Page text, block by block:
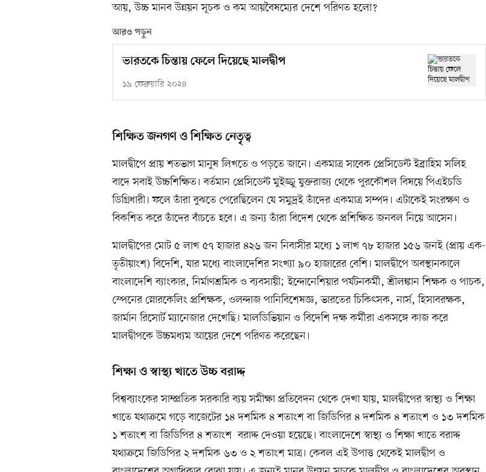
আয়, উচ্চ মানব উন্নয়ন সূচক ও কম আয়বৈষম্যের দেশে পরিণত হলো?
আরও পড়ুন
ভারতকে চিন্তায় ফেলে দিয়েছে মালদ্বীপ
১৯ ফেব্রুয়ারি ২০২৪
শিক্ষিত জনগণ ও শিক্ষিত নেতৃত্ব
মালদ্বীপে প্রায় শতভাগ মানুষ লিখতে ও পড়তে জানে। একমাত্র সাবেক প্রেসিডেন্ট ইব্রাহিম সলিহ
বাদে সবাই উচ্চশিক্ষিত। বর্তমান প্রেসিডেন্ট মুইজ্জু যুক্তরাজ্য থেকে পুরকৌশল বিষয়ে পিএইচডি
ডিগ্রিধারী। ফলে তাঁরা বুঝতে পেরেছিলেন যে সমুদ্রই তাঁদের একমাত্র সম্পদ। এটাকেই সংরক্ষণ ও
বিকশিত করে তাঁদের বাঁচতে হবে। এ জন্য তাঁরা বিদেশ থেকে প্রশিক্ষিত জনবল নিয়ে আসেন।
মালদ্বীপের মোট ৫ লাখ ৫৭ হাজার ৪২৬ জন নিবাসীর মধ্যে ১ লাখ ৭৮ হাজার ১৫৬ জনই (প্রায় এক-
তৃতীয়াংশ) বিদেশি, যার মধ্যে বাংলাদেশির সংখ্যা ৯০ হাজারের বেশি। মালদ্বীপে অবস্থানকালে
বাংলাদেশি ব্যাংকার, নির্মাণশ্রমিক ও ব্যবসায়ী; ইন্দোনেশিয়ার পর্যটনকর্মী, শ্রীলঙ্কান শিক্ষক ও পাচক,
স্পেনের স্নোরকেলিং প্রশিক্ষক, ওলন্দাজ পানিবিশেষজ্ঞ, ভারতের চিকিৎসক, নার্স, হিসাবরক্ষক,
জার্মান রিসোর্ট ম্যানেজার দেখেছি। মালডিভিয়ান ও বিদেশি দক্ষ কর্মীরা একসঙ্গে কাজ করে
মালদ্বীপকে উচ্চমধ্যম আয়ের দেশে পরিণত করেছেন।
শিক্ষা ও স্বাস্থ্য খাতে উচ্চ বরাদ্দ
বিশ্বব্যাংকের সাম্প্রতিক সরকারি ব্যয় সমীক্ষা প্রতিবেদন থেকে দেখা যায়, মালদ্বীপের স্বাস্থ্য ও শিক্ষা
খাতে যথাক্রমে গড়ে বাজেটের ১৪ দশমিক ৪ শতাংশ বা জিডিপির ৪ দশমিক ৪ শতাংশ ও ১৩ দশমিক
১ শতাংশ বা জিডিপির ৪ শতাংশ বরাদ্দ দেওয়া হয়েছে। বাংলাদেশে স্বাস্থ্য ও শিক্ষা খাতে বরাদ্দ
যথাক্রমে জিডিপির ২ দশমিক ৬৩ ও ২ শতাংশ মাত্র। কেবল এই উপাত্ত থেকেই মালদ্বীপ ও